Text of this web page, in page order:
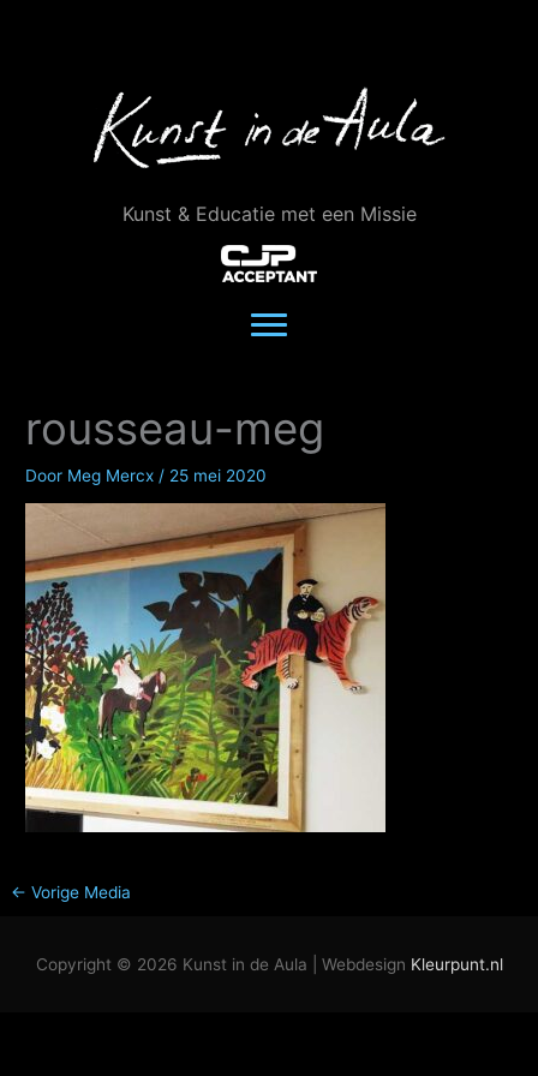
Kunst & Educatie met een Missie
rousseau-meg
Door Meg Mercx / 25 mei 2020
← Vorige Media
Copyright © 2026 Kunst in de Aula | Webdesign Kleurpunt.nl